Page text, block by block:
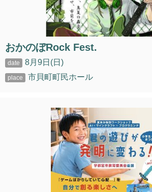
おかのぼRock Fest.
8月9日(日)
市貝町町民ホール